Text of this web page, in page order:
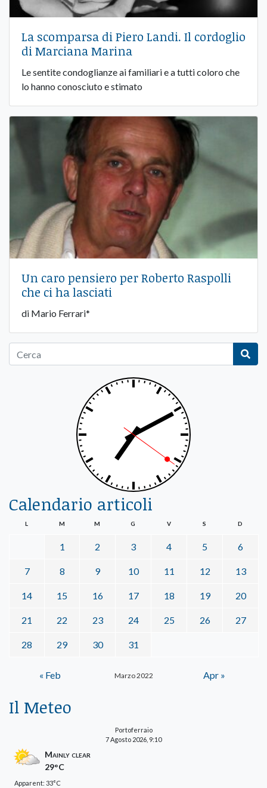
La scomparsa di Piero Landi. Il cordoglio
di Marciana Marina
Le sentite condoglianze ai familiari e a tutti coloro che
lo hanno conosciuto e stimato
Un caro pensiero per Roberto Raspolli
che ci ha lasciati
di Mario Ferrari*
Calendario articoli
Marzo 2022
L M M G V S D
1 2 3 4 5 6
7 8 9 10 11 12 13
14 15 16 17 18 19 20
21 22 23 24 25 26 27
28 29 30 31
« Feb Apr »
Il Meteo
Portoferraio
7 Agosto 2026, 9:10
Mainly clear
29°C
Apparent: 33°C